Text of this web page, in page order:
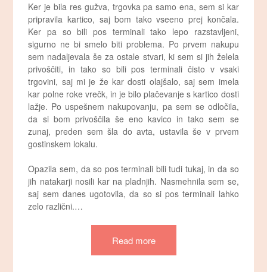
Ker je bila res gužva, trgovka pa samo ena, sem si kar
pripravila kartico, saj bom tako vseeno prej končala.
Ker pa so bili pos terminali tako lepo razstavljeni,
sigurno ne bi smelo biti problema. Po prvem nakupu
sem nadaljevala še za ostale stvari, ki sem si jih želela
privoščiti, in tako so bili pos terminali čisto v vsaki
trgovini, saj mi je že kar dosti olajšalo, saj sem imela
kar polne roke vrečk, in je bilo plačevanje s kartico dosti
lažje. Po uspešnem nakupovanju, pa sem se odločila,
da si bom privoščila še eno kavico in tako sem se
zunaj, preden sem šla do avta, ustavila še v prvem
gostinskem lokalu.
Opazila sem, da so pos terminali bili tudi tukaj, in da so
jih natakarji nosili kar na pladnjih. Nasmehnila sem se,
saj sem danes ugotovila, da so si pos terminali lahko
zelo različni.…
Read more